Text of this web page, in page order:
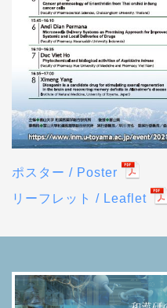
ポスター / Poster
リーフレット / Leaflet